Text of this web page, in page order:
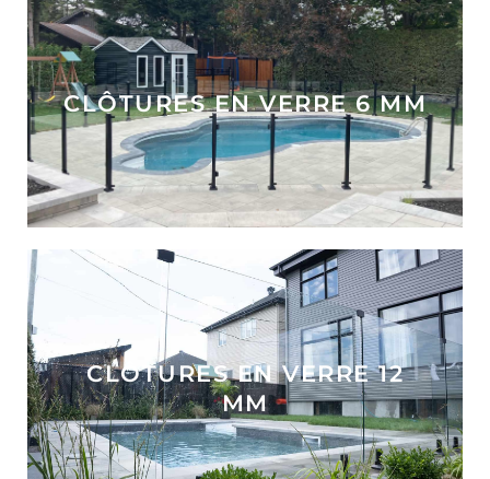
CLÔTURES EN VERRE 6 MM
CLÔTURES EN VERRE 12
MM